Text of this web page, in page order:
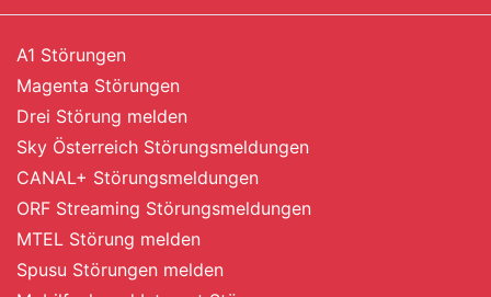
A1 Störungen
Magenta Störungen
Drei Störung melden
Sky Österreich Störungsmeldungen
CANAL+ Störungsmeldungen
ORF Streaming Störungsmeldungen
MTEL Störung melden
Spusu Störungen melden